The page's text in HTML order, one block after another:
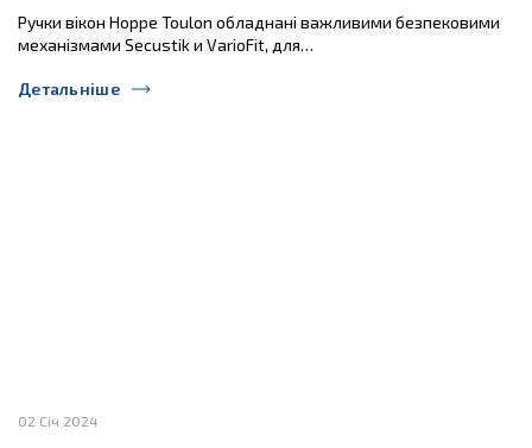
Ручки вікон Hoppe Toulon обладнані важливими безпековими
механізмами Secustik и VarioFit, для…
Детальніше
02 Січ 2024